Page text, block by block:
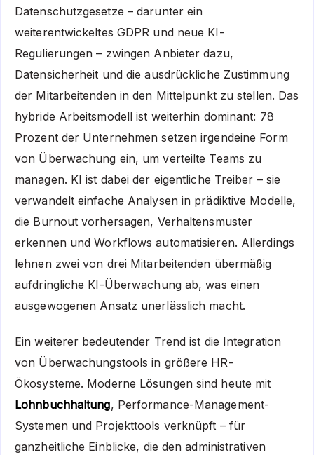
Datenschutzgesetze – darunter ein
weiterentwickeltes GDPR und neue KI-
Regulierungen – zwingen Anbieter dazu,
Datensicherheit und die ausdrückliche Zustimmung
der Mitarbeitenden in den Mittelpunkt zu stellen. Das
hybride Arbeitsmodell ist weiterhin dominant: 78
Prozent der Unternehmen setzen irgendeine Form
von Überwachung ein, um verteilte Teams zu
managen. KI ist dabei der eigentliche Treiber – sie
verwandelt einfache Analysen in prädiktive Modelle,
die Burnout vorhersagen, Verhaltensmuster
erkennen und Workflows automatisieren. Allerdings
lehnen zwei von drei Mitarbeitenden übermäßig
aufdringliche KI-Überwachung ab, was einen
ausgewogenen Ansatz unerlässlich macht.
Ein weiterer bedeutender Trend ist die Integration
von Überwachungstools in größere HR-
Ökosysteme. Moderne Lösungen sind heute mit
Lohnbuchhaltung, Performance-Management-
Systemen und Projekttools verknüpft – für
ganzheitliche Einblicke, die den administrativen